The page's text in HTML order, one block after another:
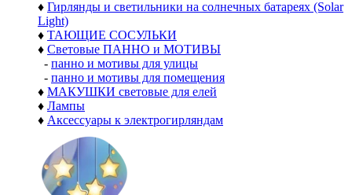
♦ Гирлянды и светильники на солнечных батареях (Solar
Light)
♦ ТАЮЩИЕ СОСУЛЬКИ
♦ Световые ПАННО и МОТИВЫ
- панно и мотивы для улицы
- панно и мотивы для помещения
♦ МАКУШКИ световые для елей
♦ Лампы
♦ Аксессуары к электрогирляндам